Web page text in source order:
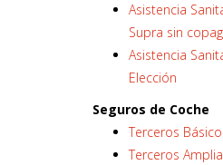
Asistencia
Supra sin
Asistencia
Elección
Seguros de Coche
Terceros Básico
Terceros